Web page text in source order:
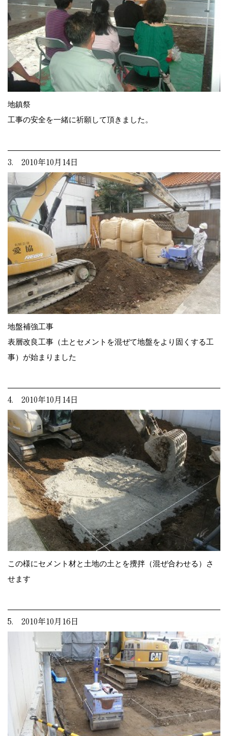
地鎮祭
工事の安全を一緒に祈願して頂きました。
3. 2010年10月14日
地盤補強工事
表層改良工事（土とセメントを混ぜて地盤をより固くする工
事）が始まりました
4. 2010年10月14日
この様にセメント材と土地の土とを攪拌（混ぜ合わせる）さ
せます
5. 2010年10月16日